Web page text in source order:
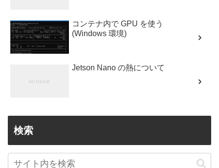
コンテナ内で GPU を使う
(Windows 環境)
Jetson Nano の熱について
検索